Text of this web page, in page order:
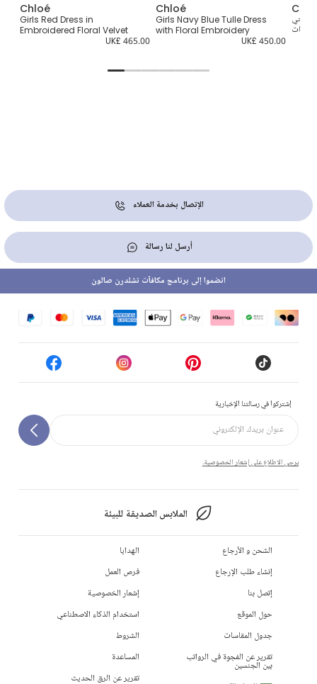
Chloé
Girls Red Dress in
Embroidered Floral Velvet
UK£ 465.00
Chloé
Girls Navy Blue Tulle Dress
with Floral Embroidery
UK£ 450.00
عاجي
للبنات
الإتصال بخدمة العملاء
أرسل لنا رسالة
إشتركوا في رسالتنا الإخبارية
يرجى الاطلاع على إشعار الخصوصية.
الملابس الصديقة للبيئة
انضموا إلى برنامج مكافآت تشلدرن صالون
الشحن و الأرجاع
إنشاء طلب الإرجاع
إتصل بنا
حول الموقع
جدول المقاسات
تقرير عن الفجوة في الرواتب
بين الجنسين
الهدايا
فرص العمل
إشعار الخصوصية
استخدام الذكاء الاصطناعي
الشروط
المساعدة
تقرير عن الرق الحديث